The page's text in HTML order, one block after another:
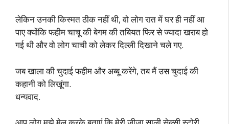
लेकिन उनकी किस्मत ठीक नहीं थी, वो लोग रात में घर ही नहीं आ
पाए क्योंकि फहीम चाचू की बेगम की तबियत फिर से ज्यादा खराब हो
गई थी और वो लोग चाची को लेकर दिल्ली दिखाने चले गए.
जब खाला की चुदाई फहीम और अब्बू करेंगे, तब मैं उस चुदाई की
कहानी को लिखूंगा.
धन्यवाद.